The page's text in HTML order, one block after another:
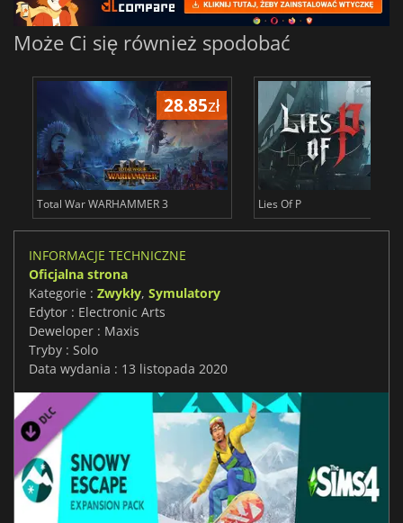
Może Ci się również spodobać
28.85zł
Total War WARHAMMER 3 Lies Of P
INFORMACJE TECHNICZNE
Oficjalna strona
Kategorie : Zwykły, Symulatory
Edytor : Electronic Arts
Deweloper : Maxis
Tryby : Solo
Data wydania : 13 listopada 2020